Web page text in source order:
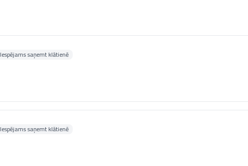
saņemt klātienē
saņemt klātienē